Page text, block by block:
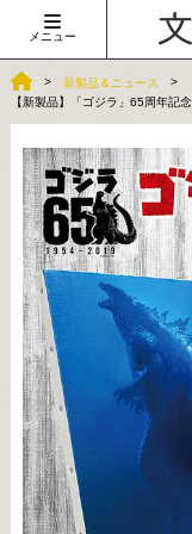
メニュー
新製品＆ニュース
【新製品】「ゴジラ」65周年記